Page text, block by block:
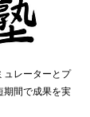
ュレーターとプ
期間で成果を実